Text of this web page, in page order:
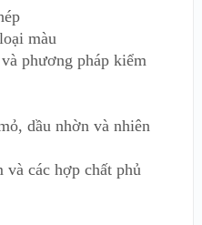
màu
phương pháp kiểm
dầu nhờn và nhiên
và các hợp chất phủ